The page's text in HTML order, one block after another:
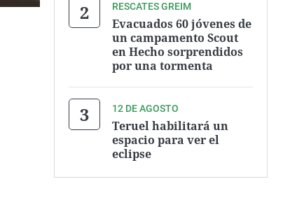
RESCATES GREIM
Evacuados 60 jóvenes de
un campamento Scout
en Hecho sorprendidos
por una tormenta
12 DE AGOSTO
Teruel habilitará un
espacio para ver el
eclipse